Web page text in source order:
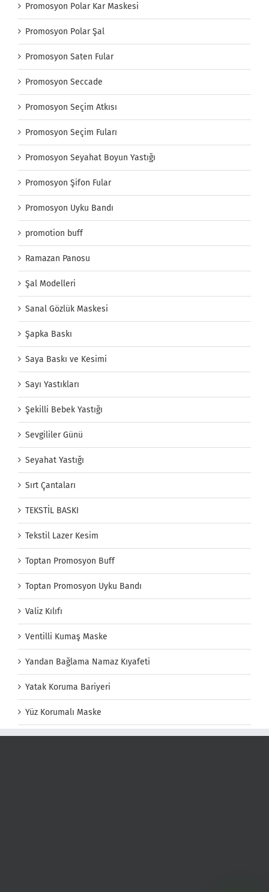
Promosyon Polar Kar Maskesi
Promosyon Polar Şal
Promosyon Saten Fular
Promosyon Seccade
Promosyon Seçim Atkısı
Promosyon Seçim Fuları
Promosyon Seyahat Boyun Yastığı
Promosyon Şifon Fular
Promosyon Uyku Bandı
promotion buff
Ramazan Panosu
Şal Modelleri
Sanal Gözlük Maskesi
Şapka Baskı
Saya Baskı ve Kesimi
Sayı Yastıkları
Şekilli Bebek Yastığı
Sevgililer Günü
Seyahat Yastığı
Sırt Çantaları
TEKSTİL BASKI
Tekstil Lazer Kesim
Toptan Promosyon Buff
Toptan Promosyon Uyku Bandı
Valiz Kılıfı
Ventilli Kumaş Maske
Yandan Bağlama Namaz Kıyafeti
Yatak Koruma Bariyeri
Yüz Korumalı Maske